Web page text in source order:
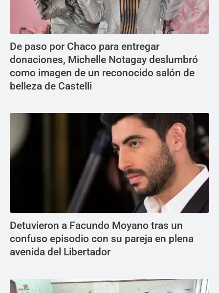
De paso por Chaco para entregar
donaciones, Michelle Notagay deslumbró
como imagen de un reconocido salón de
belleza de Castelli
Detuvieron a Facundo Moyano tras un
confuso episodio con su pareja en plena
avenida del Libertador